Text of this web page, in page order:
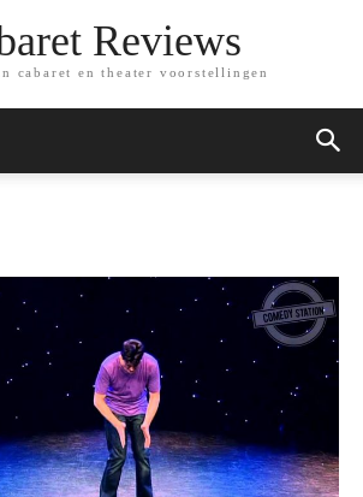
Reviews
cabaret en theater voorstellingen